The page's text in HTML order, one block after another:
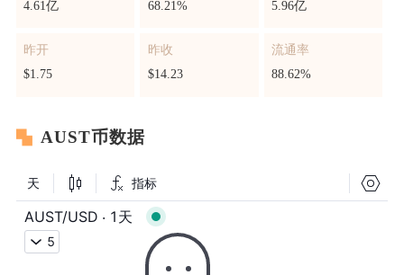
4.61亿
68.21%
5.96亿
昨开
$1.75
昨收
$14.23
流通率
88.62%
AUST币数据